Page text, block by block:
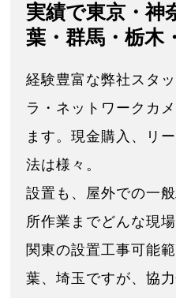
実績で東京・神
葉・群馬・栃木
経験豊富な弊社スタ
ラ・ネットワークカ
ます。現金購入、リ
法は様々。
設置も、屋外での一
所作業までどんな現
関東の設置工事可能
葉、埼玉ですが、協